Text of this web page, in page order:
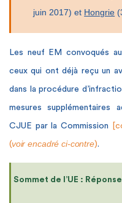
juin 2017) et Hongrie
Les neuf EM convoqués
ceux qui ont déjà reçu un
dans la procédure
mesures supplémentaires
CJUE par la Commission
(voir encadré ci-contre).
Sommet de l’UE :